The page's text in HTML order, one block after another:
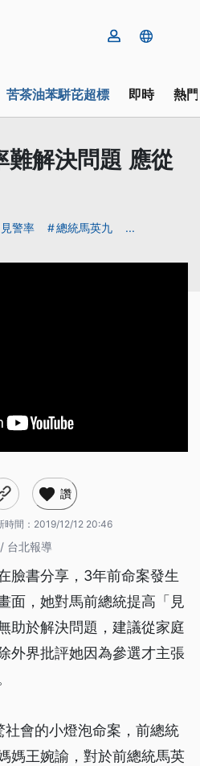
苦茶油苯駢芘超標 即時 熱
難解決問題 應從
見警率 總統馬英九 ...
讚
時間： 2019/12/12 20:46
台北報導
臉書分享，3年前命案發生
面，她對馬前總統提高「見
助於解決問題，建議從家庭
外界批評她因為參選才主張
會的小燈泡命案，前總統
媽王婉諭，對於前總統馬英